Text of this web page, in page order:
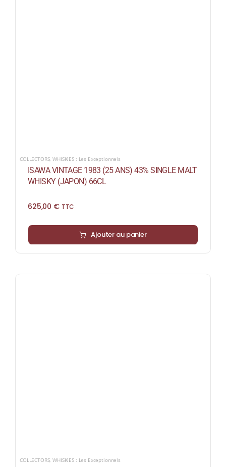
COLLECTORS,WHISKIES : Les Exceptionnels
ISAWA VINTAGE 1983 (25 ANS) 43% SINGLE MALT
WHISKY (JAPON) 66CL
625,00 € TTC
Ajouter au panier
COLLECTORS,WHISKIES : Les Exceptionnels